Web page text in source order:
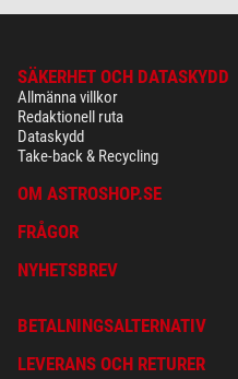
SÄKERHET OCH DATASKYDD
Allmänna villkor
Redaktionell ruta
Dataskydd
Take-back & Recycling
OM ASTROSHOP.SE
FRÅGOR
NYHETSBREV
BETALNINGSALTERNATIV
LEVERANS OCH RETURER